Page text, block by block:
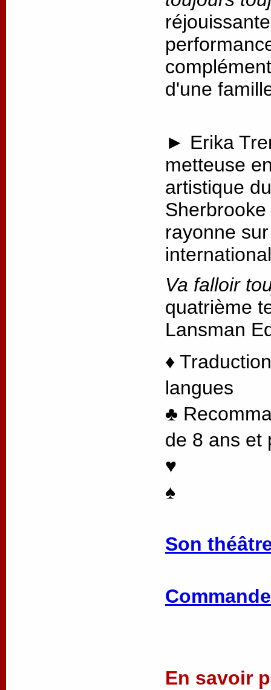
d'une
► Erika
metteuse
artistique
rayonne
Va falloir
quatrième
Lansman
♦
langues
♣
de 8 ans et
♥
♠
Son
En savoir